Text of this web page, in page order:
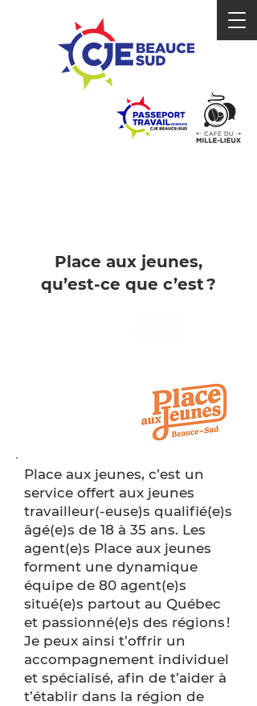
Place aux jeunes,
qu’est-ce que c’est ?
Place aux jeunes, c’est un
service offert aux jeunes
travailleur(-euse)s qualifié(e)s
âgé(e)s de 18 à 35 ans. Les
agent(e)s Place aux jeunes
forment une dynamique
équipe de 80 agent(e)s
situé(e)s partout au Québec
et passionné(e)s des régions !
Je peux ainsi t’offrir un
accompagnement individuel
et spécialisé, afin de t’aider à
t’établir dans la région de